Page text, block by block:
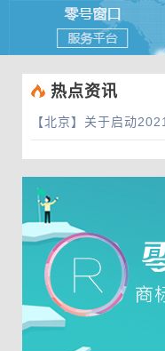
热点资讯
【北京】 关于启动